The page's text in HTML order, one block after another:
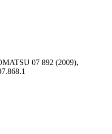
07 892 (2009),